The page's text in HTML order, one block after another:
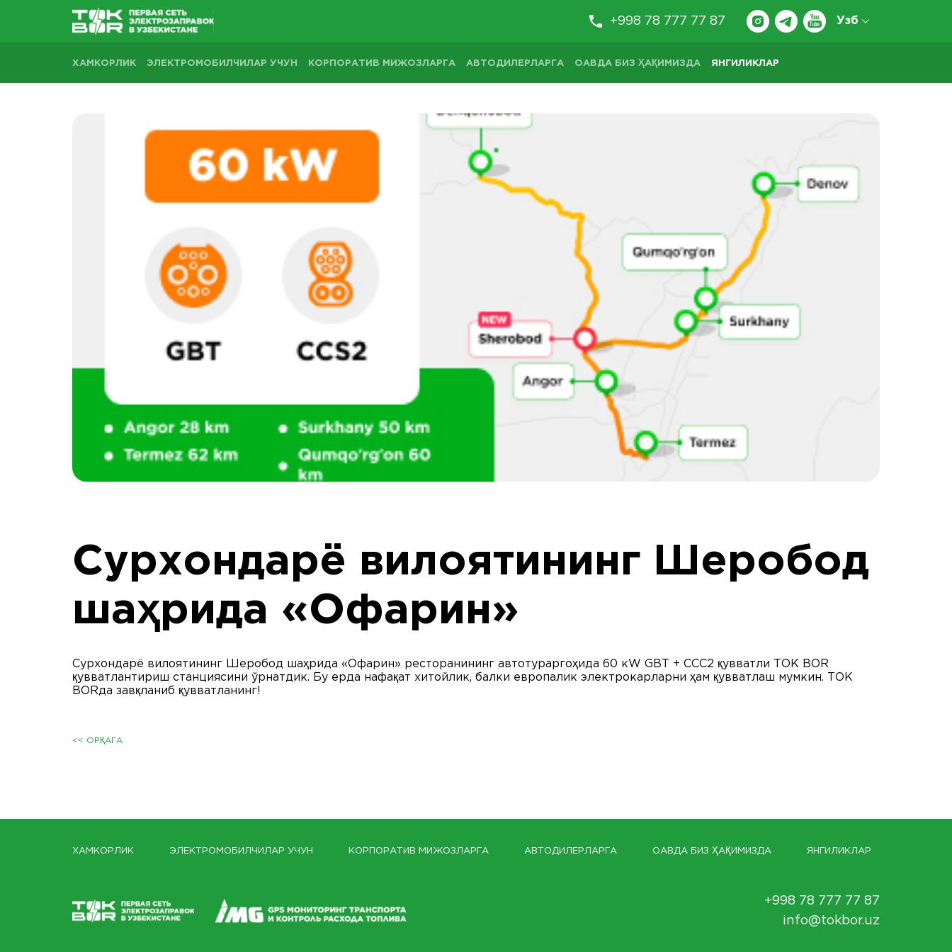
+998 78 777 77 87 Узб
ХАМКОРЛИК ЭЛЕКТРОМОБИЛЧИЛАР УЧУН КОРПОРАТИВ МИЖОЗЛАРГА АВТОДИЛЕРЛАРГА ОАВДА БИЗ ҲАҚИМИЗДА ЯНГИЛИКЛАР
Сурхондарё вилоятининг Шеробод
шаҳрида «Офарин»
Сурхондарё вилоятининг Шеробод шаҳрида «Офарин» ресторанининг автотураргоҳида 60 кW GBT + CCС2 қувватли ТОК BOR
қувватлантириш станциясини ўрнатдик. Бу ерда нафақат хитойлик, балки европалик электрокарларни ҳам қувватлаш мумкин. ТОК
BORда завқланиб қувватланинг!
<< ОРҚАГА
ХАМКОРЛИК ЭЛЕКТРОМОБИЛЧИЛАР УЧУН КОРПОРАТИВ МИЖОЗЛАРГА АВТОДИЛЕРЛАРГА ОАВДА БИЗ ҲАҚИМИЗДА ЯНГИЛИКЛАР
+998 78 777 77 87
info@tokbor.uz